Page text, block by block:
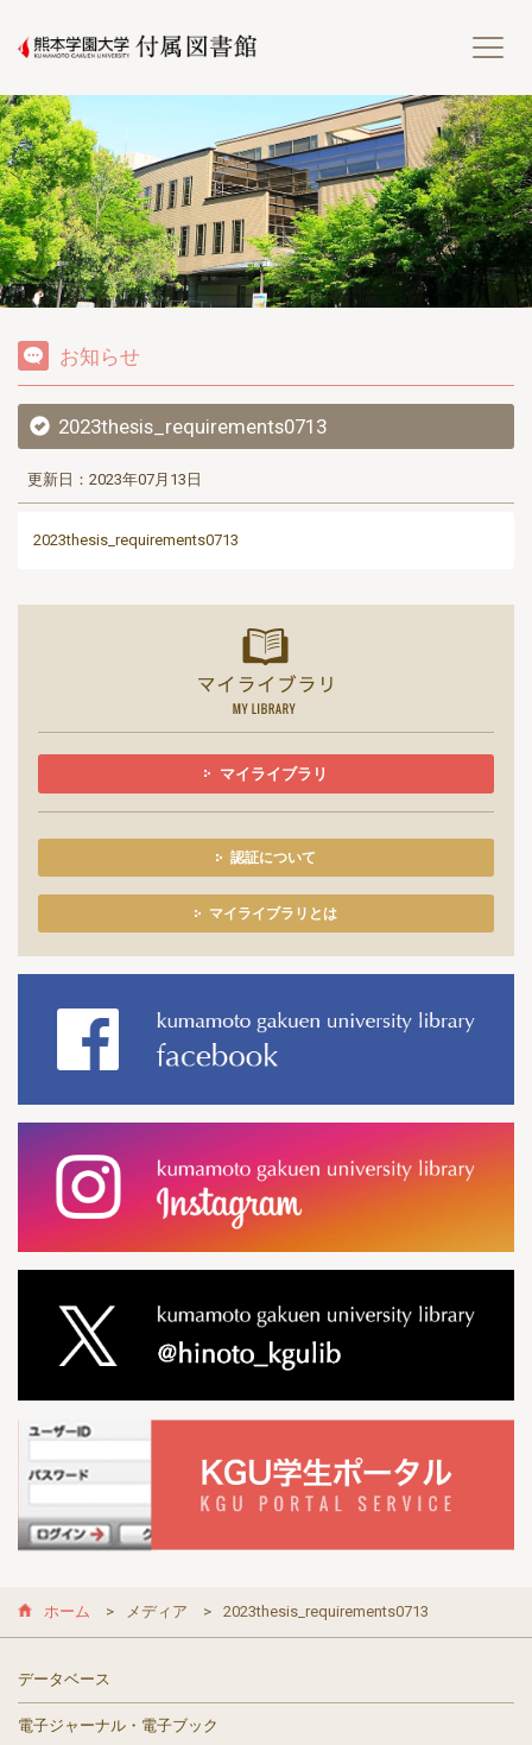
熊
お知らせ
2023thesis_requirements0713
更新日：2023年07月13日
2023thesis_requirements0713
マイライブラリ
認証について
マイライブラリとは
ホーム メディア 2023thesis_requirements0713
データベース
電子ジャーナル・電子ブック